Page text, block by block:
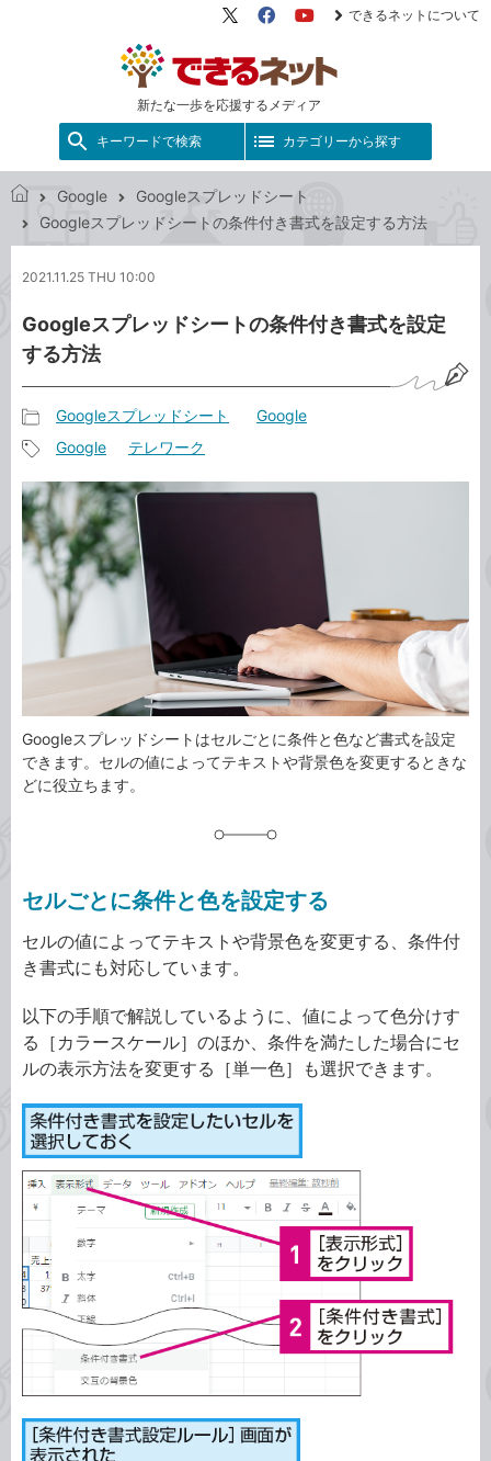
新たな一歩を応援するメディア
X（旧
FacebookYouTube
できるネットについて
キーワードで検索 カテゴリーから探す
で
ネ
ト
Google
Googleスプレッドシート
Googleスプレッドシートの条件付き書式を設定する方法
2021.11.25 THU 10:00
Googleスプレッドシートの条件付き書式を設定
する方法
事
カ
テ
ゴ
リ
Googleスプレッドシート Google
事
タ
グ
Google テレワーク
Googleスプレッドシートはセルごとに条件と色など書式を設定
できます。セルの値によってテキストや背景色を変更するときな
どに役立ちます。
セルごとに条件と色を設定する
セルの値によってテキストや背景色を変更する、条件付
き書式にも対応しています。
以下の手順で解説しているように、値によって色分けす
る［カラースケール］のほか、条件を満たした場合にセ
ルの表示方法を変更する［単一色］も選択できます。